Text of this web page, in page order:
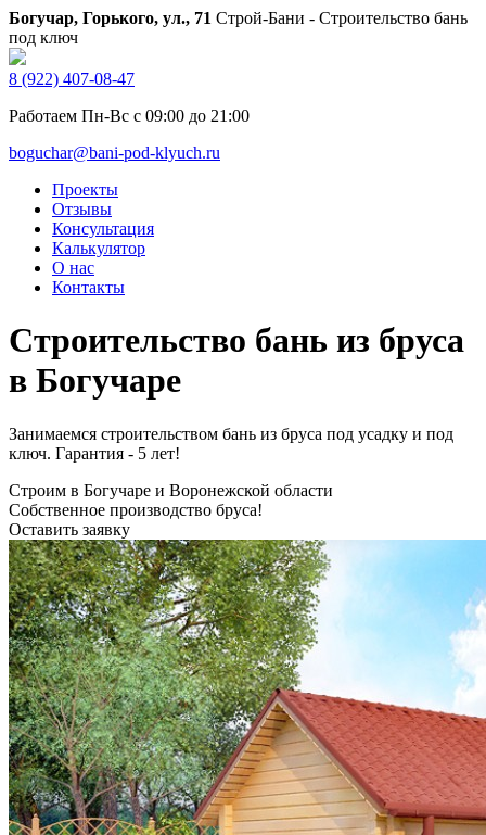
Богучар, Горького, ул., 71 Строй-Бани - Строительство бань
под ключ
8 (922) 407-08-47
Работаем Пн-Вс с 09:00 до 21:00
boguchar@bani-pod-klyuch.ru
Проекты
Отзывы
Консультация
Калькулятор
О нас
Контакты
Строительство бань из бруса
в Богучаре
Занимаемся строительством бань из бруса под усадку и под
ключ. Гарантия - 5 лет!
Строим в Богучаре и Воронежской области
Собственное производство бруса!
Оставить заявку